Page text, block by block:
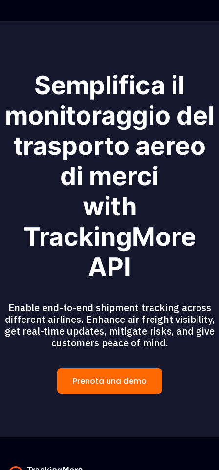
Semplifica il
monitoraggio del
trasporto aereo
di merci
with
TrackingMore
API
Enable end-to-end shipment tracking across
different airlines. Enhance air freight visibility,
get real-time updates, mitigate risks, and give
customers peace of mind.
Prenota una demo